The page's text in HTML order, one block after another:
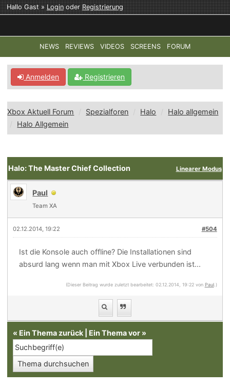
Hallo Gast »LoginoderRegistrierung
NEWS REVIEWS VIDEOS SCREENS FORUM
TOP-THEMEN: COD: MODERN WARFARE 4 HALO:
Anmelden Registrieren
Xbox Aktuell Forum Spezialforen Halo
Halo allgemein
Halo Allgemein
Linearer Modus
Halo: The Master Chief Collection
Paul
Team XA
#504
02.12.2014, 19:22
Ist die Konsole auch offline? Die Installationen sind
absurd lang wenn man mit Xbox Live verbunden ist...
(Dieser Beitrag wurde zuletzt bearbeitet: 02.12.2014, 19:22 von Paul.)
« Ein Thema zurück Ein Thema vor »